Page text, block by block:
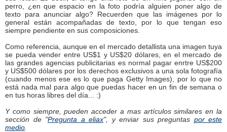
perro, ¿en que espacio en la foto podría alguien poner algo de
texto para anunciar algo? Recuerden que las imágenes por lo
general están acompañadas de texto, por lo que tengan eso
siempre pendiente en sus composiciones.
Como referencia, aunque en el mercado detallista una imagen tuya
se pueda vender entre US$1 y US$20 dólares, en el mercado de
las grandes agencias publicitarias es normal pagar enrtre US$200
y US$500 dólares por los derechos exclusivos a una sola fotografía
(cuando menos ese es lo que paga Getty Images), por lo que no
está nada mal para algo que puedas hacer en un fin de semana o
en tus horas libres del día... :)
Y como siempre, pueden acceder a mas artículos similares en la
sección de "Pregunta a eliax", y enviar sus preguntas por este
medio